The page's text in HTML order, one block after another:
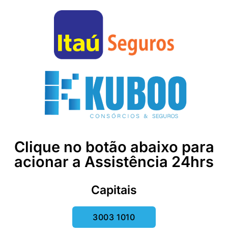
Clique no botão abaixo para
acionar a Assistência 24hrs
Capitais
3003 1010